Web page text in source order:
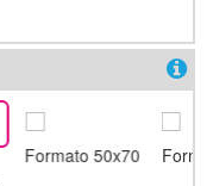
Formato 50x70